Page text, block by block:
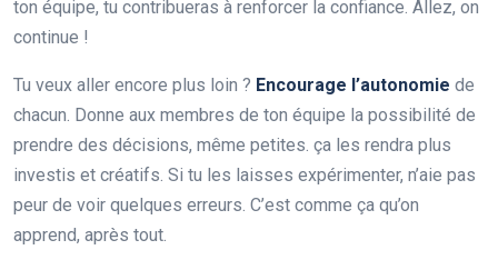
ton équipe, tu contribueras à renforcer la confiance. Allez, on
continue !
Tu veux aller encore plus loin ? Encourage l’autonomie de
chacun. Donne aux membres de ton équipe la possibilité de
prendre des décisions, même petites. ça les rendra plus
investis et créatifs. Si tu les laisses expérimenter, n’aie pas
peur de voir quelques erreurs. C’est comme ça qu’on
apprend, après tout.